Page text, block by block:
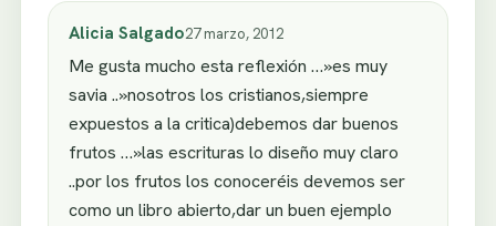
Alicia Salgado27 marzo, 2012
Me gusta mucho esta reflexión …»es muy
savia ..»nosotros los cristianos,siempre
expuestos a la critica)debemos dar buenos
frutos …»las escrituras lo diseño muy claro
..por los frutos los conoceréis devemos ser
como un libro abierto,dar un buen ejemplo